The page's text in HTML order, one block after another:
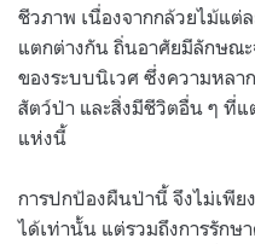
ชีวภาพ เนื่องจากกล้วยไม้แต่
แตกต่างกัน ถิ่นอาศัยมีลักษณะ
ของระบบนิเวศ ซึ่งความหล
สัตว์ป่า และสิ่งมีชีวิตอื่น ๆ ที่แ
แห่งนี้
การปกป้องผืนป่านี้ จึงไม่เพี
ได้เท่านั้น แต่รวมถึงการรักษ